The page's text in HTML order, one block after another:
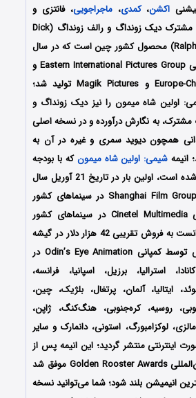
اکشن،کمدی،ماجراجویی، فانتزی و
به کارگردانی مشترک دیک زونداگ و رالف زونداگ (Dick
Zondag و Ralph Zondag) محصول کشور چین است که در سال
2023 توسط سه کمپانی‌ Eastern International Pictures Group و
Europe-China Pictures Group و Magik Pictures تولید شد؛
اولین شاه میمون را نیز دیک زونداگ و
به نگارش درآورده‌‌‌‌‌‌ و در نسخه اصلی
همچون دیوید سمری و غیره در آن به
انیمه شیمی: اولین شاه میمونکه با بودجه
6 میلیون دلار ساخته شده است، اولین بار در تاریخ 21 آوریل سال
2023 توسط کمپانی Shanghai Film Group در سینماهای کشور
چین و توسط کمپانی Cinetel Multimedia در سینماهای کشور
اسپانیا اکران شد و توانست به فروش تقریبی 42 هزار دلار در گیشه
دست پیدا کند، سپس توسط کمپانی Odin’s Eye Animation در
استرالیا، برزیل، اسپانیا، فرانسه،
ایتالیا، آلمان، پرتغال، بلژیک، چین،
مکزیک، آفریقای جنوبی، روسیه، کره‌جنوبی، هنگ‎‌کنگ، ژاپن،
لوکزامبورگ، استونی، دانمارک و سایر
اینترنتی منتشر گردید؛ این انیمه پس از
حضور در جشنواره بین‌المللی Golden Rooster Awards موفق شد
انیمیشن بلند شود؛ شما می‌توانید نسخه